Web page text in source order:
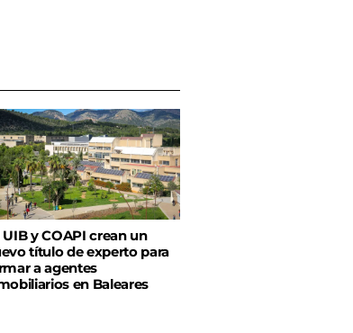
UIB y COAPI crean un
título de experto para
a agentes
en Baleares